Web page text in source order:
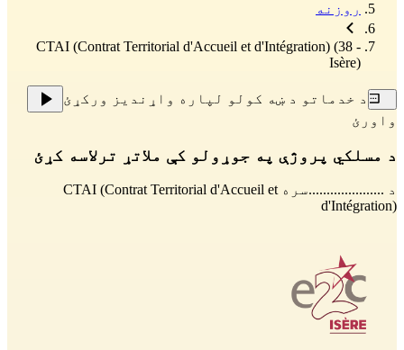
روزنه
CTAI (Contrat Territorial d'Accueil et d'Intégration) (38 -
Isère)
د خدماتو د ښه کولو لپاره واړندیز ورکړئ
واورئ
د مسلکي پروژې په جوړولو کې ملاتړ ترلاسه کړئ
د .....................سره CTAI (Contrat Territorial d'Accueil et
d'Intégration)